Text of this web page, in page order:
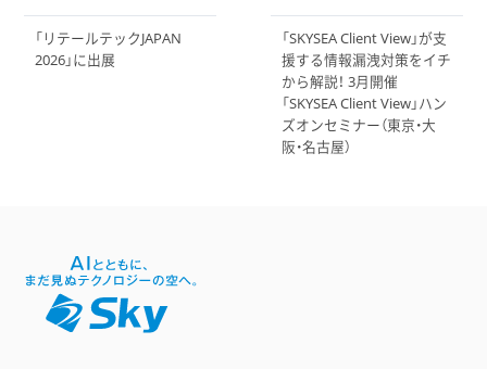
「リテールテックJAPAN
2026」に出展
「SKYSEA Client View」が支
援する情報漏洩対策をイチ
から解説！ 3月開催
「SKYSEA Client View」ハン
ズオンセミナー（東京・大
阪・名古屋）